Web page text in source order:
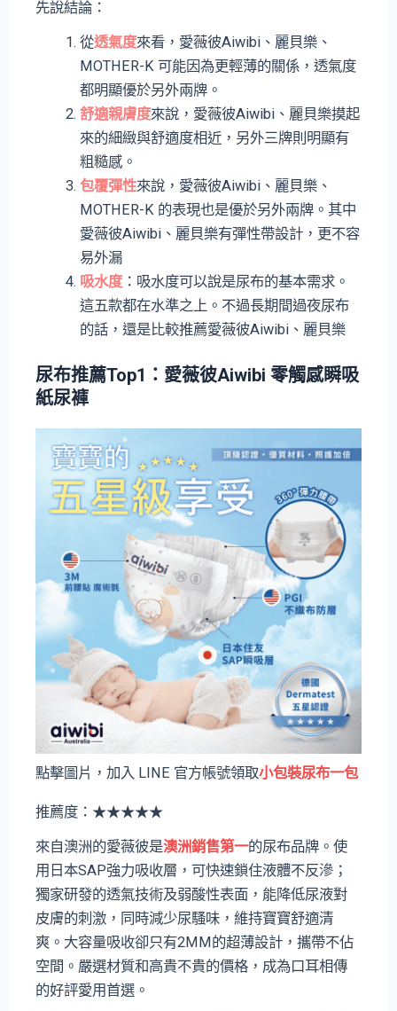
先說結論：
從透氣度來看，愛薇彼Aiwibi、麗貝樂、
MOTHER-K 可能因為更輕薄的關係，透氣度
都明顯優於另外兩牌。
舒適親膚度來說，愛薇彼Aiwibi、麗貝樂摸起
來的細緻與舒適度相近，另外三牌則明顯有
粗糙感。
包覆彈性來說，愛薇彼Aiwibi、麗貝樂、
MOTHER-K 的表現也是優於另外兩牌。其中
愛薇彼Aiwibi、麗貝樂有彈性帶設計，更不容
易外漏
吸水度：吸水度可以說是尿布的基本需求。
這五款都在水準之上。不過長期間過夜尿布
的話，還是比較推薦愛薇彼Aiwibi、麗貝樂
尿布推薦Top1：愛薇彼Aiwibi 零觸感瞬吸
紙尿褲
點擊圖片，加入 LINE 官方帳號領取小包裝尿布一包
推薦度：★★★★★
來自澳洲的愛薇彼是澳洲銷售第一的尿布品牌。使
用日本SAP強力吸收層，可快速鎖住液體不反滲；
獨家研發的透氣技術及弱酸性表面，能降低尿液對
皮膚的刺激，同時減少尿騷味，維持寶寶舒適清
爽。大容量吸收卻只有2MM的超薄設計，攜帶不佔
空間。嚴選材質和高貴不貴的價格，成為口耳相傳
的好評愛用首選。